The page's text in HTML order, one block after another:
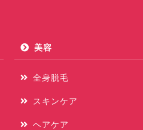
美容
全身脱毛
スキンケア
ヘアケア